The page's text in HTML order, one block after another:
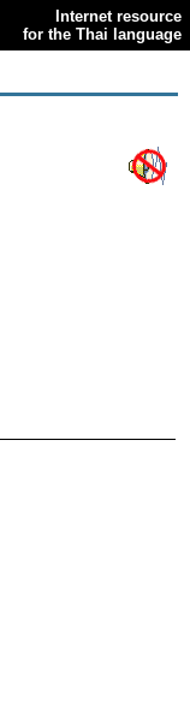
Internet resource
for the Thai language